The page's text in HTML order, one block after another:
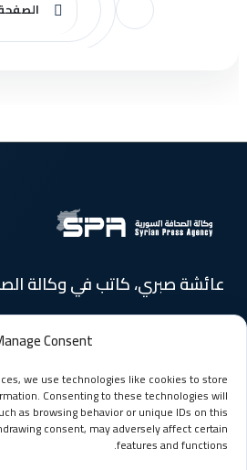
Consent
we use technologies like cookies to store
Consenting to these technologies will
as browsing behavior or unique IDs on this
consent, may adversely affect certain
features and functions.
الصفحة
عائشة صبري، كاتب في وكالة
الأخبار
المقالات
منوعات